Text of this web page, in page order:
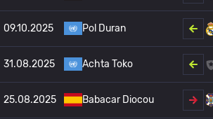
09.10.2025 Pol Duran
31.08.2025 Achta Toko
25.08.2025 Babacar Diocou